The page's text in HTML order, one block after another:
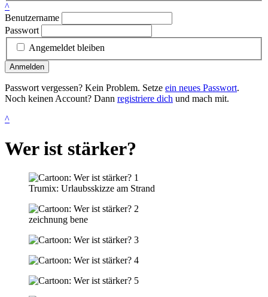
^
Benutzername
Passwort
Angemeldet bleiben
Anmelden
Passwort vergessen? Kein Problem. Setze ein neues Passwort.
Noch keinen Account? Dann registriere dich und mach mit.
^
Wer ist stärker?
Trumix: Urlaubsskizze am Strand
zeichnung bene